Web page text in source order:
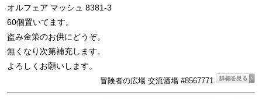
オルフェア マッシュ 8381-3
60個置いてます。
盗み金策のお供にどうぞ。
無くなり次第補充します。
よろしくお願いします。
冒険者の広場 交流酒場 #8567771